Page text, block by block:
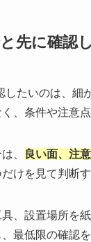
先に確認
したいのは、細
、条件や注意
、 良い面、注
けを見て判断
、設置場所を
最低限の確認